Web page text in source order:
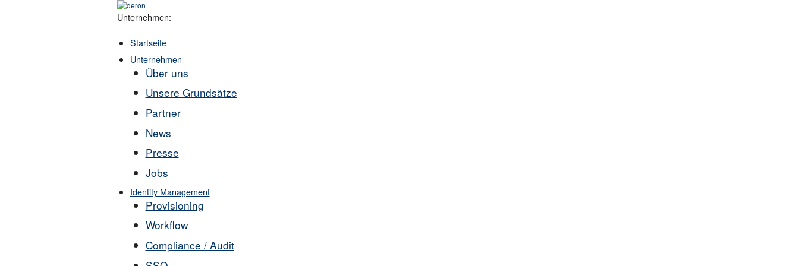
Unternehmen:
Startseite
Unternehmen
Über uns
Unsere Grundsätze
Partner
News
Presse
Jobs
Identity Management
Provisioning
Workflow
Compliance / Audit